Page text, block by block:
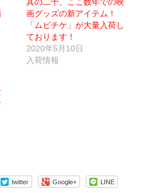
画グッズの新アイテム！
「ムビチケ」が大量入荷し
ております！
2020年5月10日
入荷情報
twitter Google+ LINE